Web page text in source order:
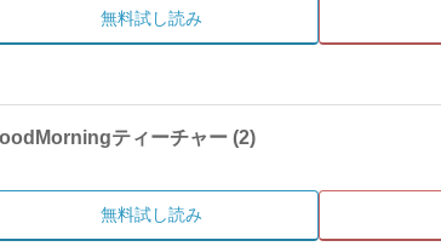
無料試し読み
ティーチャー (2)
無料試し読み